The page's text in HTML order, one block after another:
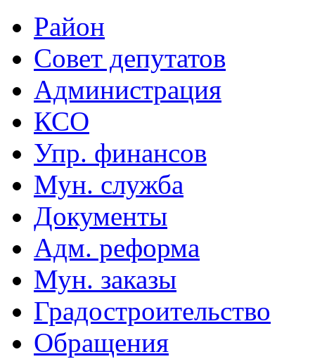
Район
Совет депутатов
Администрация
КСО
Упр. финансов
Мун. служба
Документы
Адм. реформа
Мун. заказы
Градостроительство
Обращения